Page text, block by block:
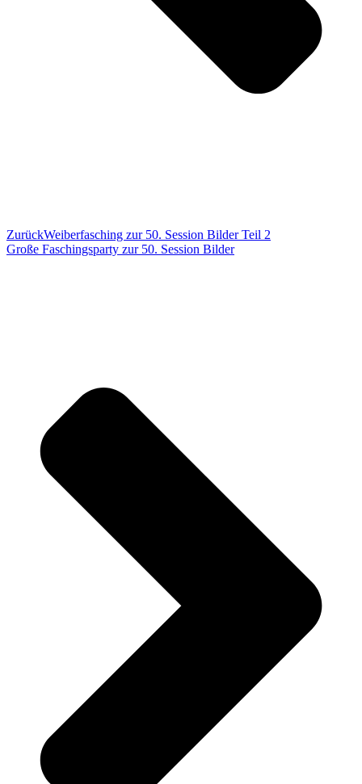
ZurückWeiberfasching zur 50. Session Bilder Teil 2
Große Faschingsparty zur 50. Session Bilder